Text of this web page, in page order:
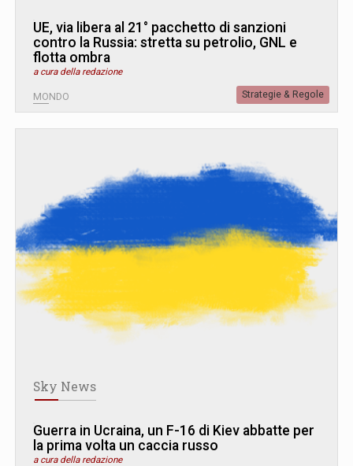
UE, via libera al 21° pacchetto di sanzioni
contro la Russia: stretta su petrolio, GNL e
flotta ombra
a cura della redazione
MONDO Strategie & Regole
Sky News
Guerra in Ucraina, un F-16 di Kiev abbatte per
la prima volta un caccia russo
a cura della redazione